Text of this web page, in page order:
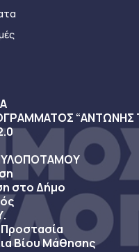
“ΑΝΤΩΝΗΣ
στο Δήμο
Προστασία
Βίου Μάθησης